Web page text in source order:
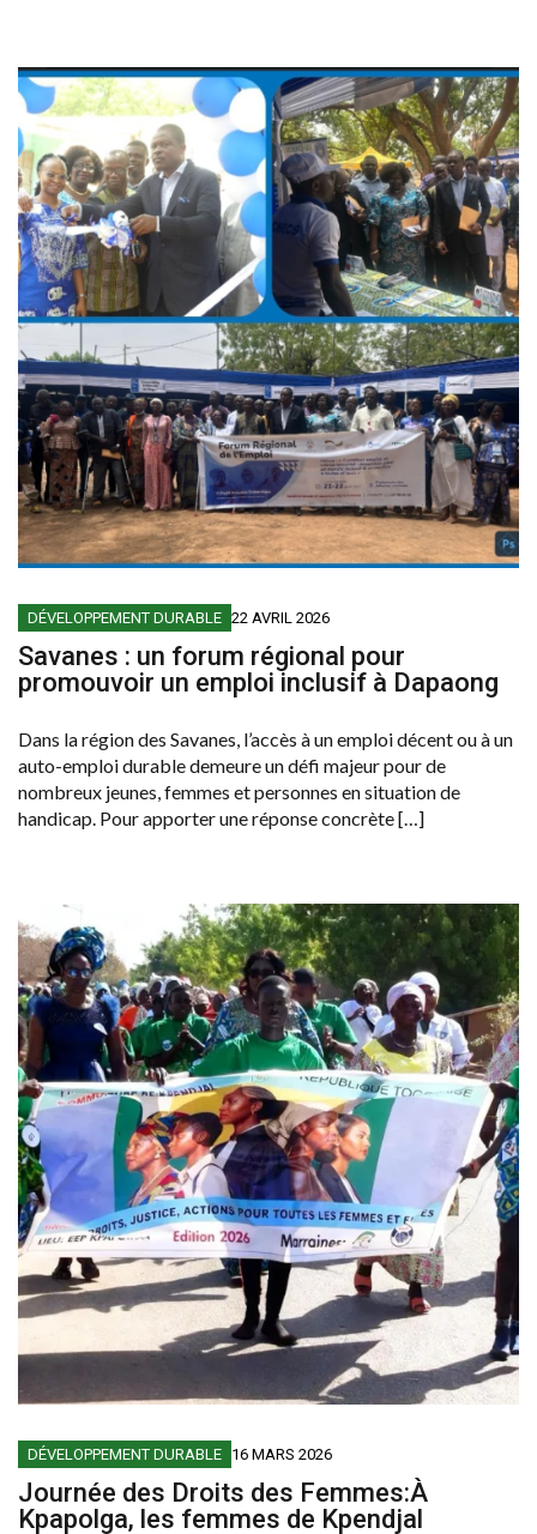
DÉVELOPPEMENT DURABLE 22 AVRIL 2026
Savanes : un forum régional pour
promouvoir un emploi inclusif à Dapaong
Dans la région des Savanes, l’accès à un emploi décent ou à un
auto-emploi durable demeure un défi majeur pour de
nombreux jeunes, femmes et personnes en situation de
handicap. Pour apporter une réponse concrète […]
DÉVELOPPEMENT DURABLE 16 MARS 2026
Journée des Droits des Femmes:À
Kpapolga, les femmes de Kpendjal